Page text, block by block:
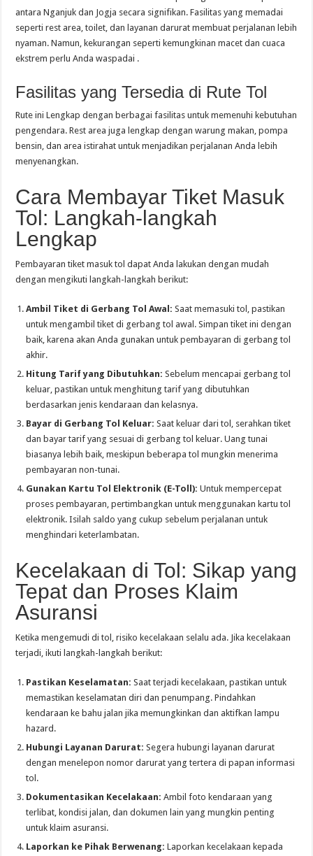
antara Nganjuk dan Jogja secara signifikan. Fasilitas yang memadai
seperti rest area, toilet, dan layanan darurat membuat perjalanan lebih
nyaman. Namun, kekurangan seperti kemungkinan macet dan cuaca
ekstrem perlu Anda waspadai .
Fasilitas yang Tersedia di Rute Tol
Rute ini Lengkap dengan berbagai fasilitas untuk memenuhi kebutuhan
pengendara. Rest area juga lengkap dengan warung makan, pompa
bensin, dan area istirahat untuk menjadikan perjalanan Anda lebih
menyenangkan.
Cara Membayar Tiket Masuk
Tol: Langkah-langkah
Lengkap
Pembayaran tiket masuk tol dapat Anda lakukan dengan mudah
dengan mengikuti langkah-langkah berikut:
Ambil Tiket di Gerbang Tol Awal: Saat memasuki tol, pastikan
untuk mengambil tiket di gerbang tol awal. Simpan tiket ini dengan
baik, karena akan Anda gunakan untuk pembayaran di gerbang tol
akhir.
Hitung Tarif yang Dibutuhkan: Sebelum mencapai gerbang tol
keluar, pastikan untuk menghitung tarif yang dibutuhkan
berdasarkan jenis kendaraan dan kelasnya.
Bayar di Gerbang Tol Keluar: Saat keluar dari tol, serahkan tiket
dan bayar tarif yang sesuai di gerbang tol keluar. Uang tunai
biasanya lebih baik, meskipun beberapa tol mungkin menerima
pembayaran non-tunai.
Gunakan Kartu Tol Elektronik (E-Toll): Untuk mempercepat
proses pembayaran, pertimbangkan untuk menggunakan kartu tol
elektronik. Isilah saldo yang cukup sebelum perjalanan untuk
menghindari keterlambatan.
Kecelakaan di Tol: Sikap yang
Tepat dan Proses Klaim
Asuransi
Ketika mengemudi di tol, risiko kecelakaan selalu ada. Jika kecelakaan
terjadi, ikuti langkah-langkah berikut:
Pastikan Keselamatan: Saat terjadi kecelakaan, pastikan untuk
memastikan keselamatan diri dan penumpang. Pindahkan
kendaraan ke bahu jalan jika memungkinkan dan aktifkan lampu
hazard.
Hubungi Layanan Darurat: Segera hubungi layanan darurat
dengan menelepon nomor darurat yang tertera di papan informasi
tol.
Dokumentasikan Kecelakaan: Ambil foto kendaraan yang
terlibat, kondisi jalan, dan dokumen lain yang mungkin penting
untuk klaim asuransi.
Laporkan ke Pihak Berwenang: Laporkan kecelakaan kepada